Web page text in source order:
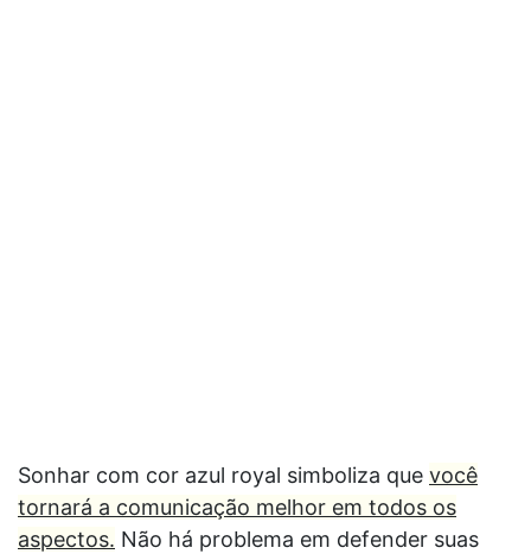
Sonhar com cor azul royal simboliza que você
tornará a comunicação melhor em todos os
aspectos. Não há problema em defender suas